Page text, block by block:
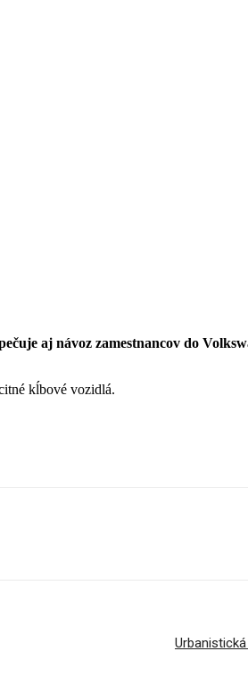
aj návoz zamestnancov do
kĺbové vozidlá.